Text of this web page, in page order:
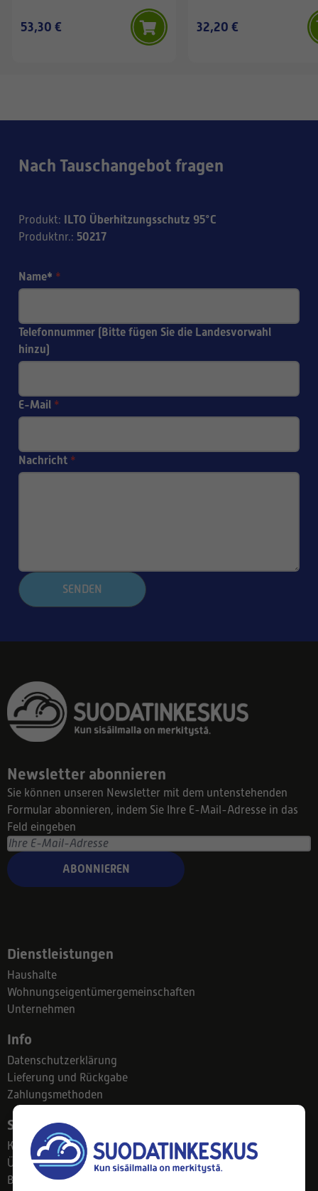
53,30 € 32,20 €
Nach Tauschangebot fragen
Produkt: ILTO Überhitzungsschutz 95°C
Produktnr.: 50217
Name* *
Telefonnummer (Bitte fügen Sie die Landesvorwahl
hinzu)
E-Mail *
Nachricht *
SENDEN
Newsletter abonnieren
Sie können unseren Newsletter mit dem untenstehenden
Formular abonnieren, indem Sie Ihre E-Mail-Adresse in das
Feld eingeben
ABONNIEREN
Dienstleistungen
Haushalte
Wohnungseigentümergemeinschaften
Unternehmen
Info
Datenschutzerklärung
Lieferung und Rückgabe
Zahlungsmethoden
Suodatinkeskus
Kontakt
Über uns
Blog